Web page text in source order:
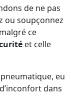
de ne pas
ou soupçonnez
ce
et celle
eu
dans